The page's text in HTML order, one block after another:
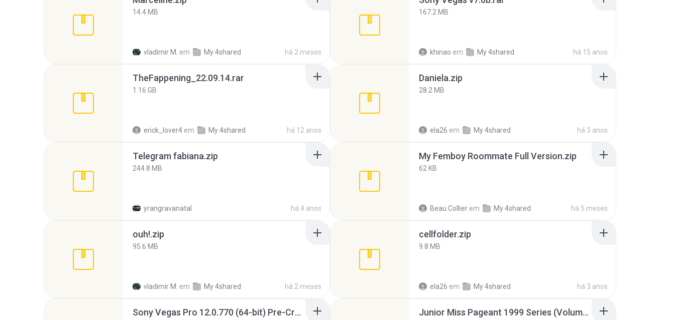
14.4 MB
vladimir M. em My 4shared há 2 meses
167.2 MB
khinao em My 4shared há 15 anos
TheFappening_22.09.14.rar
1.16 GB
erick_lover4 em My 4shared há 12 anos
Daniela.zip
28.2 MB
ela26 em My 4shared há 3 anos
Telegram fabiana.zip
244.8 MB
yrangravanatal há 4 anos
My Femboy Roommate Full Version.zip
62 KB
Beau Collier em My 4shared há 5 meses
ouh!.zip
95.6 MB
vladimir M. em My 4shared há 2 meses
cellfolder.zip
9.8 MB
ela26 em My 4shared há 3 anos
Sony Vegas Pro 12.0.770 (64-bit) Pre-Cracked.zip Junior Miss Pageant 1999 Series (Volume I Part I NC 6).7z